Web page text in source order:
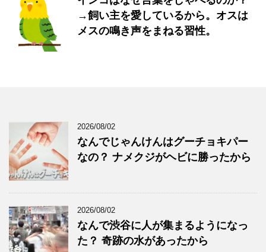
→飼い主を愛しているから。オスは
メスの鳴き声をまねる習性。
2026/08/02
なんでじゃんけんはグーチョキパー
なの？ ナメクジがヘビに勝ったから
2026/08/02
なんで渋谷に人が集まるようになっ
た？ 奇跡の水があったから